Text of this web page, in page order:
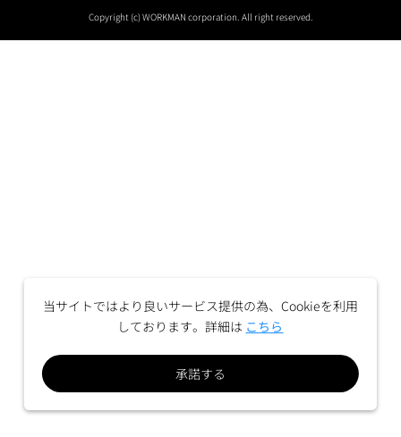
Copyright (c) WORKMAN corporation. All right reserved.
当サイトではより良いサービス提供の為、Cookieを利用
しております。詳細は こちら
承諾する